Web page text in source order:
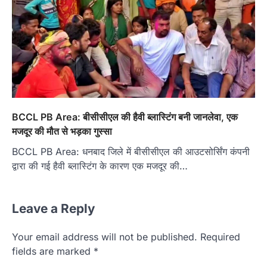
BCCL PB Area: बीसीसीएल की हैवी ब्लास्टिंग बनी जानलेवा, एक
मजदूर की मौत से भड़का गुस्सा
BCCL PB Area: धनबाद जिले में बीसीसीएल की आउटसोर्सिंग कंपनी
द्वारा की गई हैवी ब्लास्टिंग के कारण एक मजदूर की…
Leave a Reply
Your email address will not be published. Required
fields are marked *